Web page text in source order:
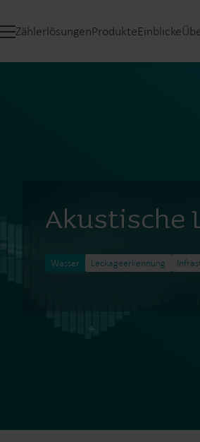
ZählerlösungenProdukteEinblicke
Akustische
Wasser Leckageerkennung